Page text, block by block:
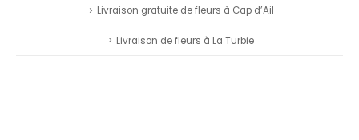
Livraison gratuite de fleurs à Cap d’Ail
Livraison de fleurs à La Turbie